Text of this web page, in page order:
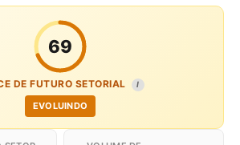
69
DE FUTURO SETORIAL I
EVOLUINDO